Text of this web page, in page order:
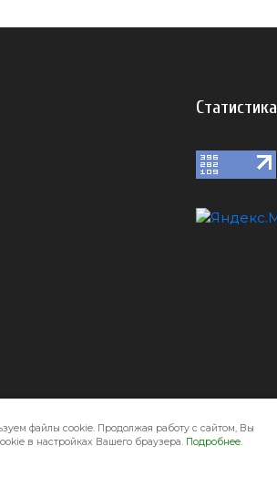
Статистика
2026
файлы cookie. Продолжая работу с сайтом, Вы
в настройках Вашего браузера. Подробнее.